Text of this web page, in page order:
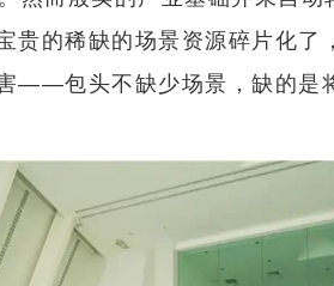
贵的稀缺的场景资源碎片化了
——包头不缺少场景，缺的是